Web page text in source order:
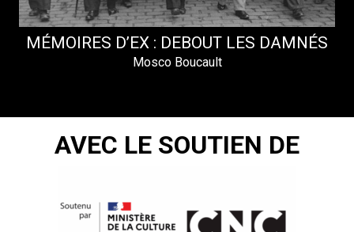
MÉMOIRES D’EX : DEBOUT LES DAMNÉS
Mosco Boucault
AVEC LE SOUTIEN DE